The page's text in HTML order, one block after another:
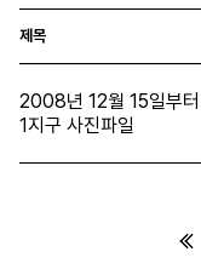
제목
2008년 12월 15일부터
1지구 사진파일